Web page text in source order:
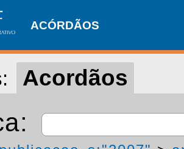
ACÓRDÃOS
Acordãos